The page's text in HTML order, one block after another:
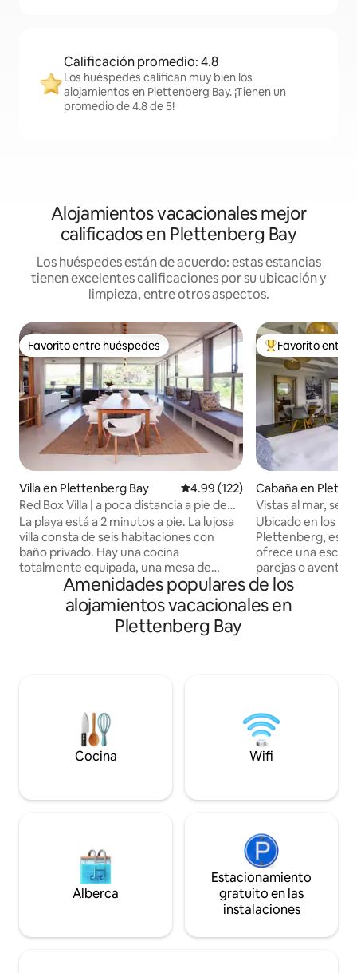
Calificación promedio: 4.8
Los huéspedes califican muy bien los
alojamientos en Plettenberg Bay. ¡Tienen un
promedio de 4.8 de 5!
Alojamientos vacacionales mejor
calificados en Plettenberg Bay
Los huéspedes están de acuerdo: estas estancias
tienen excelentes calificaciones por su ubicación y
limpieza, entre otros aspectos.
Favorito entre huéspedes
Favorito entre huéspedes
Villa en Plettenberg Bay Calificación promedio: 4.99 de
4.99 (122)
Red Box Villa | a poca distancia a pie de
Robberg Beach | capacidad para 12
personas
La playa está a 2 minutos a pie. La lujosa
villa consta de seis habitaciones con
baño privado. Hay una cocina
totalmente equipada, una mesa de
comedor para 12 personas, un salón en la
planta baja y áreas de entretenimiento.
Además, hay una sala de TV en el piso de
arriba. A los huéspedes les encantan el
impresionantes vistas, además de
regaderas al aire libre. Incluye
estacionamiento seguro y WiFi gratuito.
De los mejores
Favorito entre
Cabaña en
Vistas al mar,
Wildside Cabin
Ubicado en los
Plettenberg,
ofrece una
parejas o
buscan
Nuestra
cuidadosamente
pintorescas rutas
esplendor de lo
ofrecer, todo en
Amenidades populares de los
alojamientos vacacionales en
Plettenberg Bay
Cocina Wifi
Alberca
Estacionamiento
gratuito en las
instalaciones